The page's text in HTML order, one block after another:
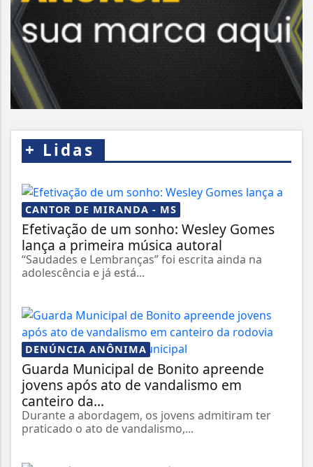
+ Lidas
CANTOR DE MIRANDA - MS
Efetivação de um sonho: Wesley Gomes
lança a primeira música autoral
“Saudades e Lembranças” foi escrita ainda na
adolescência e já está...
DENÚNCIA ANÔNIMA
Guarda Municipal de Bonito apreende
jovens após ato de vandalismo em
canteiro da...
Durante a abordagem, os jovens admitiram ter
praticado o ato de vandalismo,...